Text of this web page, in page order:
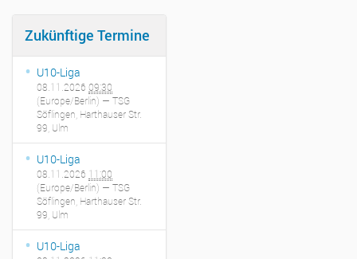
Zukünftige Termine
U10-Liga
08.11.2026 09:30
(Europe/Berlin) — TSG
Söflingen, Harthauser Str.
99, Ulm
U10-Liga
08.11.2026 11:00
(Europe/Berlin) — TSG
Söflingen, Harthauser Str.
99, Ulm
U10-Liga